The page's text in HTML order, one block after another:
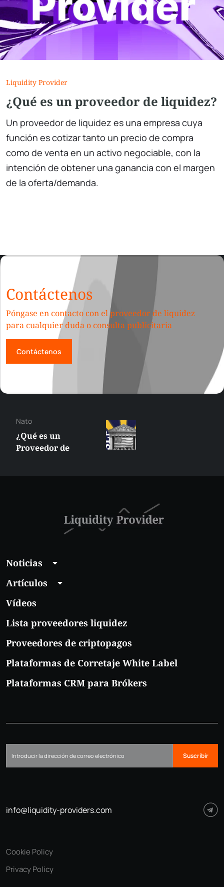
Liquidity Provider
¿Qué es un proveedor de liquidez?
Un proveedor de liquidez es una empresa cuya
función es cotizar tanto un precio de compra
como de venta en un activo negociable, con la
intención de obtener una ganancia con el margen
de la oferta/demanda.
Contáctenos
Póngase en contacto con el proveedor de liquidez
para cualquier duda o consulta publicitaria
Contáctenos
Nato
¿Qué es un
Proveedor de
Noticias
Artículos
Vídeos
Lista proveedores liquidez
Proveedores de criptopagos
Plataformas de Corretaje White Label
Plataformas CRM para Brókers
Suscribir
info@liquidity-providers.com
Privacy Policy
Cookie Policy